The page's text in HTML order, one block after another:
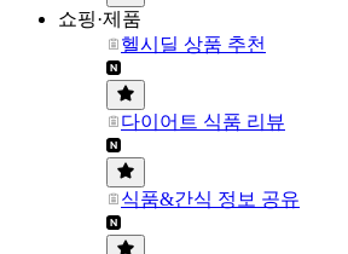
쇼핑·제품
헬시딜 상품 추천
다이어트 식품 리뷰
식품&간식 정보 공유